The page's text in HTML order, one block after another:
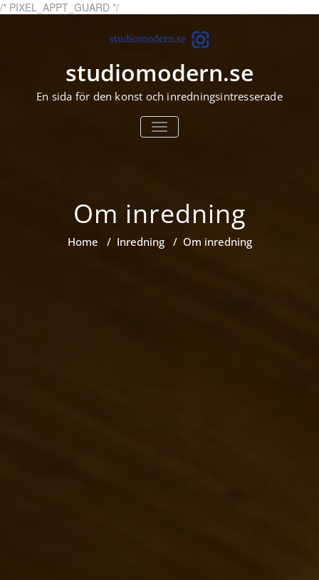
/* PIXEL_APPT_GUARD */Skip
content
studiomodern.se
En sida för den konst och inredningsintresserade
TOGGLE
NAVIGATION
Om inredning
Home / Inredning/ Om inredning